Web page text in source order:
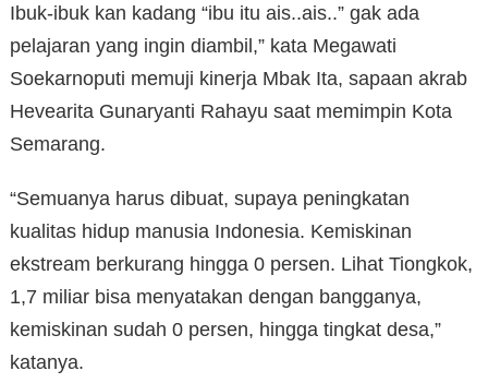
Ibuk-ibuk kan kadang “ibu itu ais..ais..” gak ada
pelajaran yang ingin diambil,” kata Megawati
Soekarnoputi memuji kinerja Mbak Ita, sapaan akrab
Hevearita Gunaryanti Rahayu saat memimpin Kota
Semarang.
“Semuanya harus dibuat, supaya peningkatan
kualitas hidup manusia Indonesia. Kemiskinan
ekstream berkurang hingga 0 persen. Lihat Tiongkok,
1,7 miliar bisa menyatakan dengan bangganya,
kemiskinan sudah 0 persen, hingga tingkat desa,”
katanya.